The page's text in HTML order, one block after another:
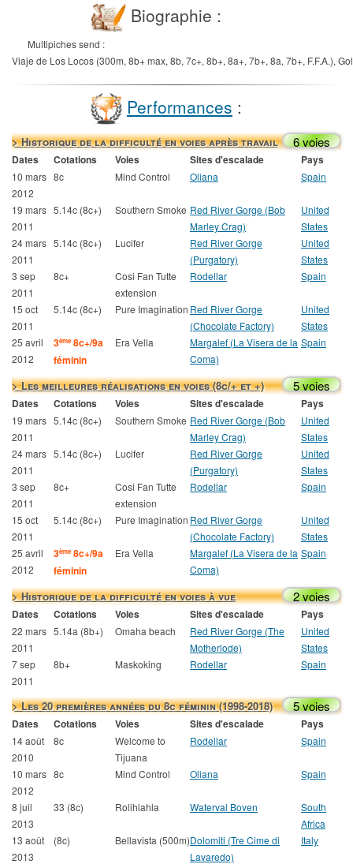
Biographie :
Multipiches send :
Viaje de Los Locos (300m, 8b+ max, 8b, 7c+, 8b+, 8a+, 7b+, 8a, 7b+, F.F.A.),
Performances :
> Historique de la difficulté en voies après travail 6 voies
Dates Cotations Voies Sites d'escalade Pays
10 mars
2012
8c Mind Control Oliana Spain
19 mars
2011
5.14c (8c+) Southern Smoke Red River Gorge (Bob
Marley Crag)
United
States
24 mars
2011
5.14c (8c+) Lucifer
Red River Gorge
(Purgatory)
United
States
3 sep
2011
8c+
Cosi Fan Tutte
extension
Rodellar Spain
15 oct
2011
5.14c (8c+) Pure Imagination Red River Gorge
(Chocolate Factory)
United
States
25 avril
2012
3ème8c+/9a
féminin
Era Vella
Margalef (La Visera de la
Coma)
Spain
> Les meilleures réalisations en voies (8c/+ et +) 5 voies
Dates Cotations Voies Sites d'escalade Pays
19 mars
2011
5.14c (8c+) Southern Smoke Red River Gorge (Bob
Marley Crag)
United
States
24 mars
2011
5.14c (8c+) Lucifer
Red River Gorge
(Purgatory)
United
States
3 sep
2011
8c+
Cosi Fan Tutte
extension
Rodellar Spain
15 oct
2011
5.14c (8c+) Pure Imagination Red River Gorge
(Chocolate Factory)
United
States
25 avril
2012
3ème8c+/9a
féminin
Era Vella
Margalef (La Visera de la
Coma)
Spain
> Historique de la difficulté en voies à vue 2 voies
Dates Cotations Voies Sites d'escalade Pays
22 mars
2011
5.14a (8b+) Omaha beach
Red River Gorge (The
Motherlode)
United
States
7 sep
2011
8b+ Maskoking Rodellar Spain
> Les 20 premières années du 8c féminin (1998-2018) 5 voies
Dates Cotations Voies Sites d'escalade Pays
14 août
2010
8c
Welcome to
Tijuana
Rodellar Spain
10 mars
2012
8c Mind Control Oliana Spain
8 juil
2013
33 (8c) Rolihlahla Waterval Boven
South
Africa
13 août
2013
(8c) Bellavista (500m)Dolomiti (Tre Cime di
Lavaredo)
Italy